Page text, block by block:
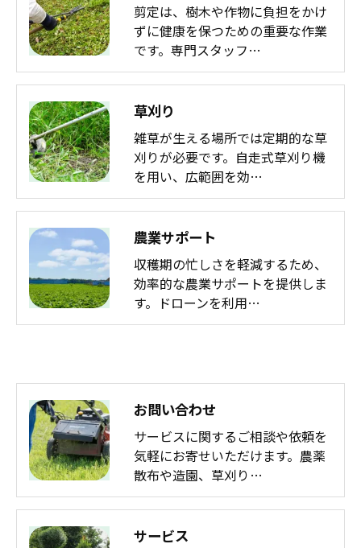
剪定は、樹木や作物に負担をかけ
ずに健康を保つための重要な作業
です。専門スタッフ…
草刈り
雑草が生える場所では定期的な草
刈りが必要です。自走式草刈り機
を用い、広範囲を効…
農業サポート
収穫期の忙しさを軽減するため、
効率的な農業サポートを提供しま
す。ドローンを利用…
お問い合わせ
サービスに関するご相談や依頼を
気軽にお寄せいただけます。農薬
散布や造園、草刈り…
サービス